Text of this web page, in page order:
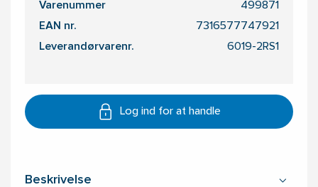
Varenummer 499871
EAN nr. 7316577747921
Leverandørvarenr. 6019-2RS1
Log ind for at handle
Beskrivelse